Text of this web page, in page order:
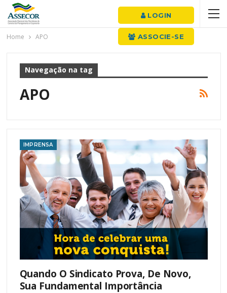
LOGIN
ASSOCIE-SE
Home APO
Navegação na tag
APO
IMPRENSA
Quando O Sindicato Prova, De Novo,
Sua Fundamental Importância